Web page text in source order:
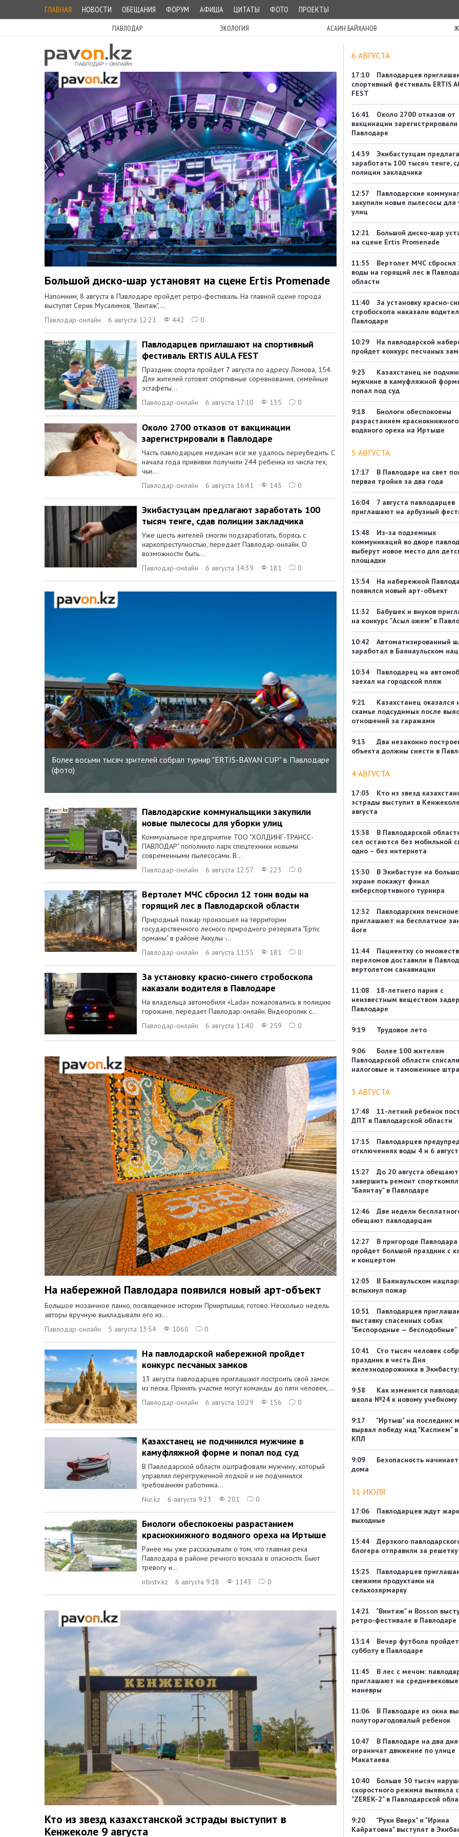
ГЛАВНАЯ НОВОСТИ ОБЕЩАНИЯ ФОРУМ АФИША ЦИТАТЫ ФОТО ПРОЕКТЫ
ПАВЛОДАР ЭКОЛОГИЯ АСАИН БАЙХАНОВ
Большой диско-шар установят на сцене Ertis Promenade
Напомним, 8 августа в Павлодаре пройдет ретро-фестиваль. На главной сцене города
выступят Серик Мусалимов, "Винтаж",...
Павлодар-онлайн
6 августа 12:21 442 0
Павлодарцев приглашают на спортивный
фестиваль ERTIS AULA FEST
Праздник спорта пройдет 7 августа по адресу Ломова, 154.
Для жителей готовят спортивные соревнования, семейные
эстафеты...
Павлодар-онлайн
6 августа 17:10 135 0
Около 2700 отказов от вакцинации
зарегистрировали в Павлодаре
Часть павлодарцев медикам все же удалось переубедить. С
начала года прививки получили 244 ребенка из числа тех,
чьи...
Павлодар-онлайн
6 августа 16:41 145 0
Экибастузцам предлагают заработать 100
тысяч тенге, сдав полиции закладчика
Уже шесть жителей смогли подзаработать, борясь с
наркопреступностью, передает Павлодар-онлайн. О
возможности быть...
Павлодар-онлайн
6 августа 14:39 181 0
Более восьми тысяч зрителей собрал турнир "ERTIS-BAYAN CUP" в Павлодаре
(фото)
День защиты детей
Павлодарские коммунальщики закупили
новые пылесосы для уборки улиц
Коммунальное предприятие ТОО "ХОЛДИНГ-ТРАНСС-
ПАВЛОДАР" пополнило парк спецтехники новыми
современными пылесосами. В...
Павлодар-онлайн
6 августа 12:57 223 0
Вертолет МЧС сбросил 12 тонн воды на
горящий лес в Павлодарской области
Природный пожар произошел на территории
государственного лесного природного резервата "Ертіс
орманы" в районе Аккулы -...
Павлодар-онлайн
6 августа 11:55 181 0
За установку красно-синего стробоскопа
наказали водителя в Павлодаре
На владельца автомобиля «Lada» пожаловались в полицию
горожане, передает Павлодар-онлайн. Видеоролик с...
Павлодар-онлайн
6 августа 11:40 259 0
На набережной Павлодара появился новый арт-объект
Большое мозаичное панно, посвященное истории Прииртышья, готово. Несколько недель
авторы вручную выкладывали его из...
Павлодар-онлайн
5 августа 13:54 1060 0
На павлодарской набережной пройдет
конкурс песчаных замков
13 августа павлодарцев приглашают построить свой замок
из песка. Принять участие могут команды до пяти человек,...
Павлодар-онлайн
6 августа 10:29 156 0
Казахстанец не подчинился мужчине в
камуфляжной форме и попал под суд
В Павлодарской области оштрафовали мужчину, который
управлял перегруженной лодкой и не подчинился
требованиям работника...
Nur.kz
6 августа 9:23 201 0
Биологи обеспокоены разрастанием
краснокнижного водяного ореха на Иртыше
Ранее мы уже рассказывали о том, что главная река
Павлодара в районе речного вокзала в опасности. Бьют
тревогу и...
irbistv.kz
6 августа 9:18 1143 0
Кто из звезд казахстанской эстрады выступит в
Кенжеколе 9 августа
6 АВГУСТА
17:10
Павлодарцев
спортивный фестиваль ERTIS
FEST
16:41
Около 2700 отказов от
вакцинации зарегистрировали
Павлодаре
14:39
Экибастузцам
заработать 100 тысяч тенге,
полиции закладчика
12:57
Павлодарские
закупили новые пылесосы для
улиц
12:21
Большой диско-шар
на сцене Ertis Promenade
11:55
Вертолет МЧС сбросил
воды на горящий лес в
области
11:40
За установку красно-
стробоскопа наказали
Павлодаре
10:29
На павлодарской
пройдет конкурс песчаных
9:23
Казахстанец не
мужчине в камуфляжной
попал под суд
9:18
Биологи обеспокоены
разрастанием краснокнижного
водяного ореха на Иртыше
5 АВГУСТА
17:17
В Павлодаре на свет
первая тройня за два года
16:04
7 августа павлодарцев
приглашают на арбузный
15:48
Из-за подземных
коммуникаций во дворе
выберут новое место для
площадки
13:54
На набережной
появился новый арт-объект
11:32
Бабушек и внуков
на конкурс "Асыл әжем" в
10:42
Автоматизированный
заработал в Баянаульском
10:34
Павлодарец на
заехал на городской пляж
9:21
Казахстанец оказался
скамье подсудимых после
отношений за гаражами
9:13
Два незаконно
объекта должны снести в
4 АВГУСТА
17:03
Кто из звезд
эстрады выступит в
августа
15:38
В Павлодарской
сел остаются без мобильной
одно – без интернета
15:30
В Экибастузе на
экране покажут финал
киберспортивного турнира
12:32
Павлодарских
приглашают на бесплатное
йоге
11:44
Пациентку со
переломов доставили в
вертолетом санавиации
11:08
18-летнего парня с
неизвестным веществом
Павлодаре
9:19 Трудовое лето
9:06
Более 100 жителям
Павлодарской области списали
налоговые и таможенные
3 АВГУСТА
17:48
11-летний ребенок
ДПТ в Павлодарской области
17:15
Павлодарцев
отключениях воды 4 и 6
15:27
До 20 августа обещают
завершить ремонт
"Баянтау" в Павлодаре
12:46
Две недели
обещают павлодарцам
12:27
В пригороде Павлодара
пройдет большой праздник с
и концертом
12:05
В Баянаульском
вспыхнул пожар
10:51
Павлодарцев
выставку спасенных собак
"Беспородные — бесподобные"
10:41
Сто тысяч человек
праздник в честь Дня
железнодорожника в
9:58
Как изменится
школа №24 к новому учебному
9:17
"Иртыш" на последних
вырвал победу над "Каспием"
КПЛ
9:09
Безопасность
дома
31 ИЮЛЯ
17:06
Павлодарцев ждут
выходные
15:44
Дерзкого
блогера отправили за решетку
15:25
Павлодарцев
свежими продуктами на
сельхозярмарку
14:21
"Винтаж" и Bosson
ретро-фестивале в Павлодаре
13:14
Вечер футбола
субботу в Павлодаре
11:45
В лес с мечом:
приглашают на средневековые
маневры
11:06
В Павлодаре из окна
полуторагодовалый ребенок
10:47
В Павлодаре на два дня
ограничат движение по улице
Макатаева
10:40
Больше 50 тысяч
скоростного режима выявила
"ZEREK-2" в Павлодарской
9:20
"Руки Вверх" и "Ирина
Кайратовна" выступят в